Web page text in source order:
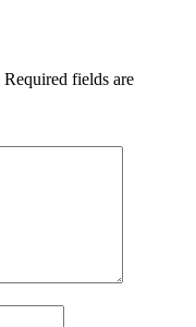
Required fields are